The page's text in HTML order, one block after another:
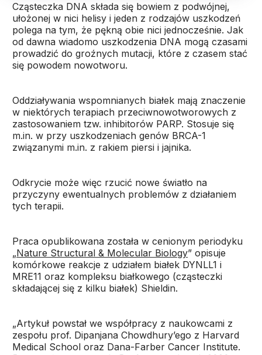
Cząsteczka DNA składa się bowiem z podwójnej,
ułożonej w nici helisy i jeden z rodzajów uszkodzeń
polega na tym, że pękną obie nici jednocześnie. Jak
od dawna wiadomo uszkodzenia DNA mogą czasami
prowadzić do groźnych mutacji, które z czasem stać
się powodem nowotworu.
Oddziaływania wspomnianych białek mają znaczenie
w niektórych terapiach przeciwnowotworowych z
zastosowaniem tzw. inhibitorów PARP. Stosuje się
m.in. w przy uszkodzeniach genów BRCA-1
związanymi m.in. z rakiem piersi i jajnika.
Odkrycie może więc rzucić nowe światło na
przyczyny ewentualnych problemów z działaniem
tych terapii.
Praca opublikowana została w cenionym periodyku
„Nature Structural & Molecular Biology” opisuje
komórkowe reakcje z udziałem białek DYNLL1 i
MRE11 oraz kompleksu białkowego (cząsteczki
składającej się z kilku białek) Shieldin.
„Artykuł powstał we współpracy z naukowcami z
zespołu prof. Dipanjana Chowdhury’ego z Harvard
Medical School oraz Dana-Farber Cancer Institute.